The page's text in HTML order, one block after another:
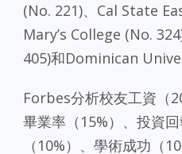
(No. 221)、Cal State
Mary’s College (No.
405)和Dominican
Forbes分析校友工資（
畢業率（15%）、投資
（10%）、學術成功（